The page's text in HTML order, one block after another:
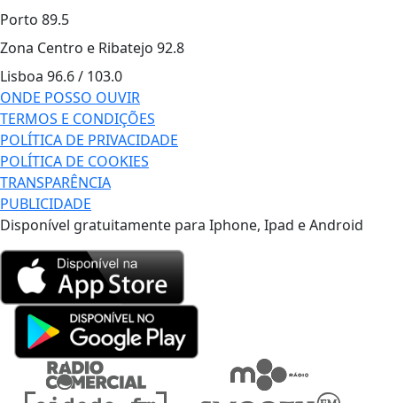
Porto 89.5
Zona Centro e Ribatejo 92.8
Lisboa 96.6 / 103.0
ONDE POSSO OUVIR
TERMOS E CONDIÇÕES
POLÍTICA DE PRIVACIDADE
POLÍTICA DE COOKIES
TRANSPARÊNCIA
PUBLICIDADE
Disponível gratuitamente para Iphone, Ipad e Android